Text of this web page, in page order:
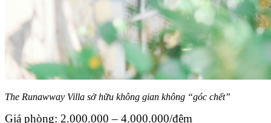
The Runawway Villa sở hữu không gian không “góc chết”
Giá phòng: 2.000.000 – 4.000.000/đêm